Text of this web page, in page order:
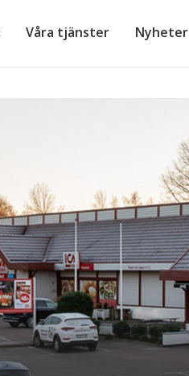
Våra tjänster Nyheter